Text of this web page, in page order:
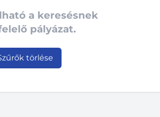
a keresésnek
pályázat.
törlése